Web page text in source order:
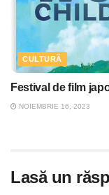
CULTURĂ
Festival de film
NOIEMBRIE 16, 2023
Lasă un